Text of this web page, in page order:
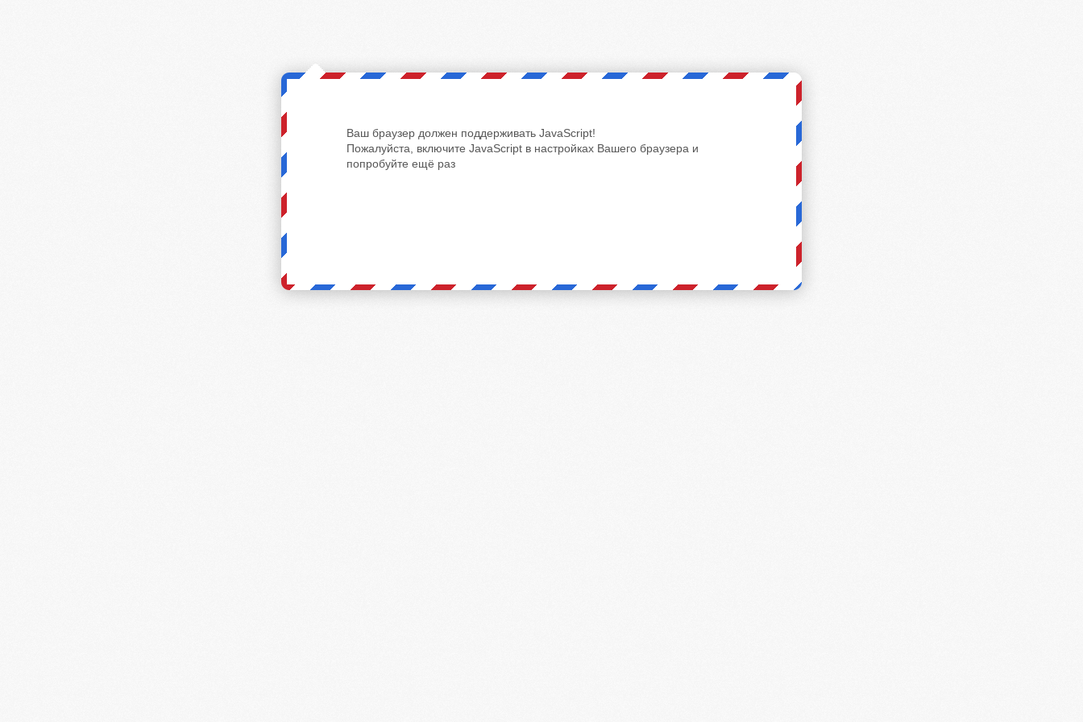
Ваш браузер должен поддерживать JavaScript!
Пожалуйста, включите JavaScript в настройках Вашего браузера и
попробуйте ещё раз